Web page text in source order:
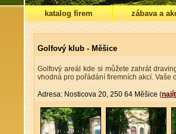
katalog firem zábava a
Golfový klub - Měšice
Golfový areál kde si můžete zahrát
vhodná pro pořádání firemních akcí. Vaše
Adresa: Nosticova 20, 250 64 Měšice (